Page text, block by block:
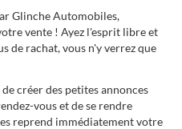
Glinche Automobiles,
vente ! Ayez l'esprit libre et
de rachat, vous n'y verrez que
créer des petites annonces
vous et de se rendre
reprend immédiatement votre